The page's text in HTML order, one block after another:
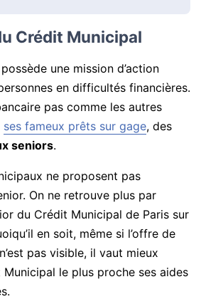
Crédit Municipal
une mission d’action
en difficultés financières.
pas comme les autres
ses fameux prêts sur gage, des
seniors.
ne proposent pas
On ne retrouve plus par
du Crédit Municipal de Paris sur
en soit, même si l’offre de
pas visible, il vaut mieux
le plus proche ses aides